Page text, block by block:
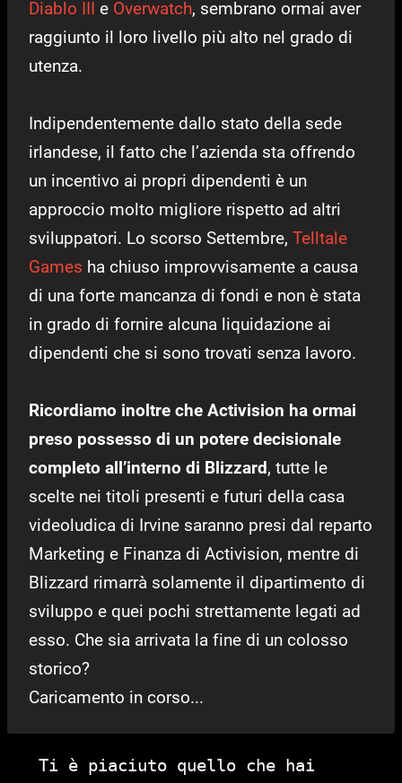
Diablo III e Overwatch, sembrano ormai aver
raggiunto il loro livello più alto nel grado di
utenza.
Indipendentemente dallo stato della sede
irlandese, il fatto che l’azienda sta offrendo
un incentivo ai propri dipendenti è un
approccio molto migliore rispetto ad altri
sviluppatori. Lo scorso Settembre, Telltale
Games ha chiuso improvvisamente a causa
di una forte mancanza di fondi e non è stata
in grado di fornire alcuna liquidazione ai
dipendenti che si sono trovati senza lavoro.
Ricordiamo inoltre che Activision ha ormai
preso possesso di un potere decisionale
completo all’interno di Blizzard, tutte le
scelte nei titoli presenti e futuri della casa
videoludica di Irvine saranno presi dal reparto
Marketing e Finanza di Activision, mentre di
Blizzard rimarrà solamente il dipartimento di
sviluppo e quei pochi strettamente legati ad
esso. Che sia arrivata la fine di un colosso
storico?
Caricamento in corso...
Ti è piaciuto quello che hai